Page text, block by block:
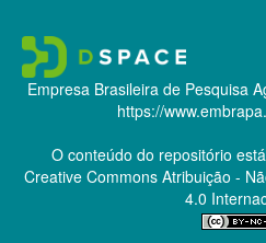
Empresa Brasileira de Pesquisa
https://
O conteúdo do repositório
Creative CommonsAtribuição -
4.0